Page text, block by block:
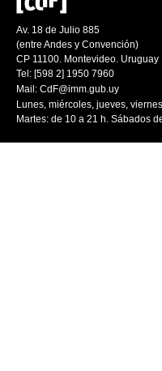
Av. 18 de Julio 885
(entre Andes y Convención)
CP 11100. Montevideo. Uruguay
Tel: [598 2] 1950 7960
Mail: CdF@imm.gub.uy
Lunes, miércoles, jueves,
Martes: de 10 a 21 h. Sábados